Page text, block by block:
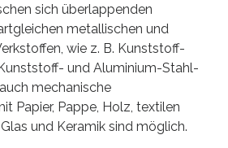
sich überlappenden
metallischen und
wie z. B. Kunststoff-
und Aluminium-Stahl-
mechanische
Papier, Pappe, Holz, textilen
und Keramik sind möglich.